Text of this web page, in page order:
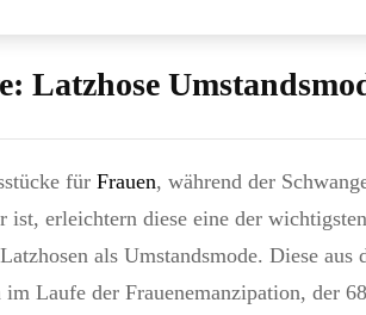
Latzhose
für Frauen, während der
ist, erleichtern diese eine der
als Umstandsmode. Diese aus
Laufe der Frauenemanzipation, der